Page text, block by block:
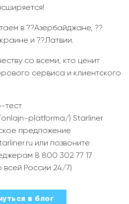
в ??Азербайджане, ??
и ??Латвии.
со всеми, кто ценит
сервиса и клиентского
тест
platforma/) Starliner
предложение
или позвоните
8 800 302 77 17
всей России 24/7)
в блог